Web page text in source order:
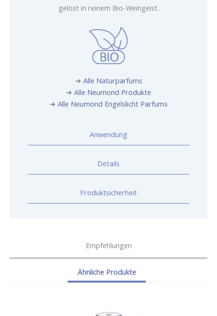
gelöst in reinem Bio-Weingeist.
➜ Alle Naturparfums
➜ Alle Neumond Produkte
➜ Alle Neumond Engelslicht Parfums
Anwendung
Details
Produktsicherheit
Empfehlungen
Ähnliche Produkte